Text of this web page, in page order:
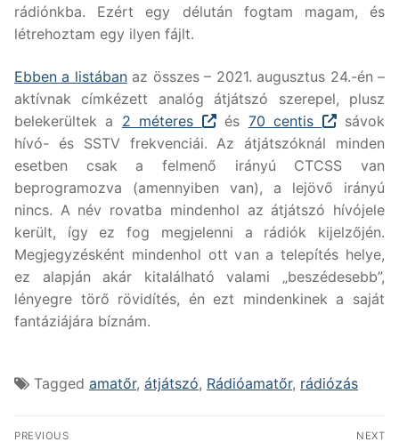
rádiónkba. Ezért egy délután fogtam magam, és
létrehoztam egy ilyen fájlt.
Ebben a listábanaz összes – 2021. augusztus 24.-én –
aktívnak címkézett analóg átjátszó szerepel, plusz
belekerültek a 2 méteres és 70 centis
sávok
hívó- és SSTV frekvenciái. Az átjátszóknál minden
esetben csak a felmenő irányú CTCSS van
beprogramozva (amennyiben van), a lejövő irányú
nincs. A név rovatba mindenhol az átjátszó hívójele
került, így ez fog megjelenni a rádiók kijelzőjén.
Megjegyzésként mindenhol ott van a telepítés helye,
ez alapján akár kitalálható valami „beszédesebb”,
lényegre törő rövidítés, én ezt mindenkinek a saját
fantáziájára bíznám.
Tagged amatőr, átjátszó, Rádióamatőr, rádiózás
Bejegyzés
PREVIOUS NEXT